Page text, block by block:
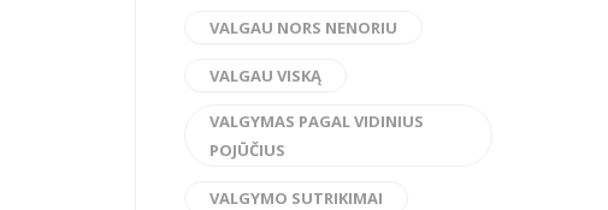
VALGAU NORS NENORIU
VALGAU VISKĄ
VALGYMAS PAGAL VIDINIUS
POJŪČIUS
VALGYMO SUTRIKIMAI